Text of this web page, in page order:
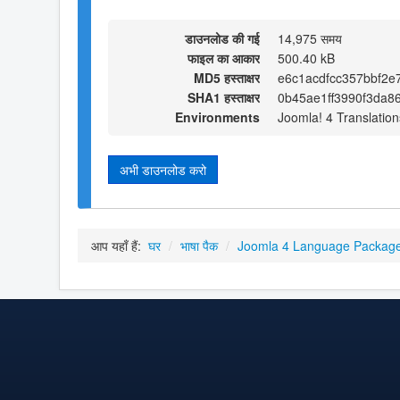
डाउनलोड की गई
14,975 समय
फाइल का आकार
500.40 kB
MD5 हस्ताक्षर
SHA1 हस्ताक्षर
Environments
Joomla! 4
अभी डाउनलोड करो
आप यहाँ हैं: घर / भाषा पैक / Joomla 4 Language